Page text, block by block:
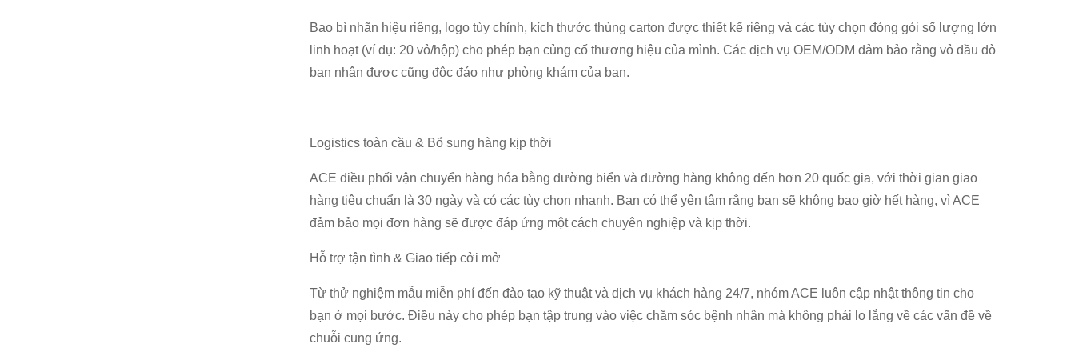
Bao bì nhãn hiệu riêng, logo tùy chỉnh, kích thước thùng carton được thiết kế riêng và các tùy chọn đóng gói số lượng lớn
linh hoạt (ví dụ: 20 vỏ/hộp) cho phép bạn củng cố thương hiệu của mình. Các dịch vụ OEM/ODM đảm bảo rằng vỏ đầu dò
bạn nhận được cũng độc đáo như phòng khám của bạn.
Logistics toàn cầu & Bổ sung hàng kịp thời
ACE điều phối vận chuyển hàng hóa bằng đường biển và đường hàng không đến hơn 20 quốc gia, với thời gian giao
hàng tiêu chuẩn là 30 ngày và có các tùy chọn nhanh. Bạn có thể yên tâm rằng bạn sẽ không bao giờ hết hàng, vì ACE
đảm bảo mọi đơn hàng sẽ được đáp ứng một cách chuyên nghiệp và kịp thời.
Hỗ trợ tận tình & Giao tiếp cởi mở
Từ thử nghiệm mẫu miễn phí đến đào tạo kỹ thuật và dịch vụ khách hàng 24/7, nhóm ACE luôn cập nhật thông tin cho
bạn ở mọi bước. Điều này cho phép bạn tập trung vào việc chăm sóc bệnh nhân mà không phải lo lắng về các vấn đề về
chuỗi cung ứng.